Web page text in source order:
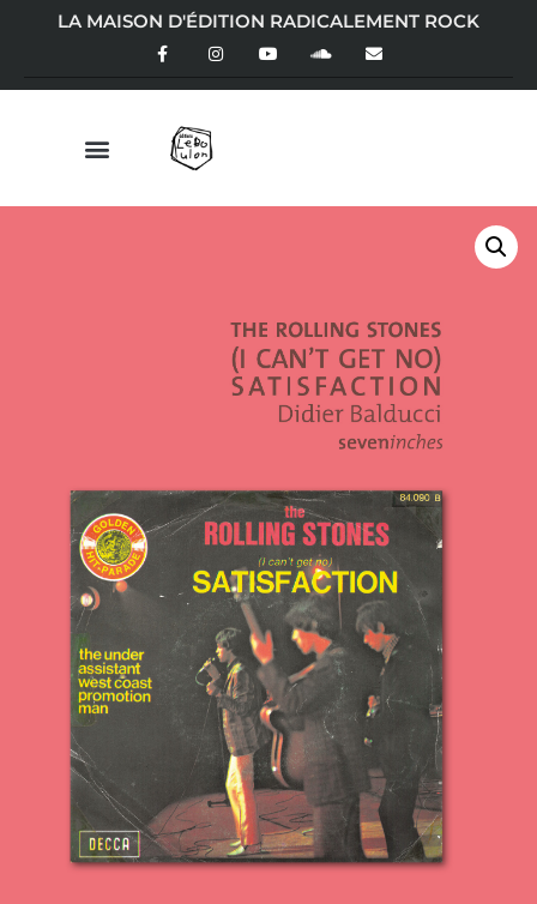
LA MAISON D'ÉDITION RADICALEMENT ROCK